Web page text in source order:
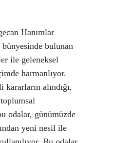
Hanımlar
bulunan
ile geleneksel
harmanlıyor.
alındığı,
toplumsal
odalar, günümüzde
yeni nesil ile